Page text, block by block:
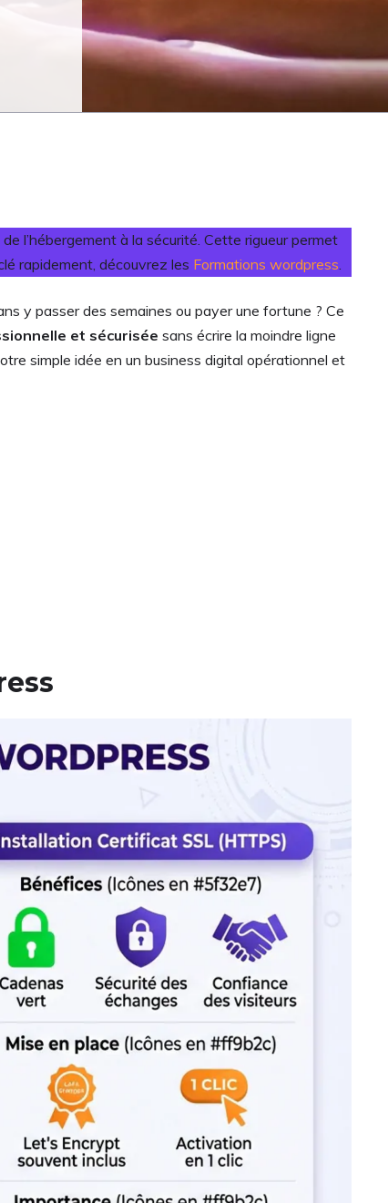
de l’hébergement à la sécurité. Cette rigueur permet
rapidement, découvrez les Formations wordpress.
y passer des semaines ou payer une fortune ? Ce
et sécurisée sans écrire la moindre ligne
simple idée en un business digital opérationnel et